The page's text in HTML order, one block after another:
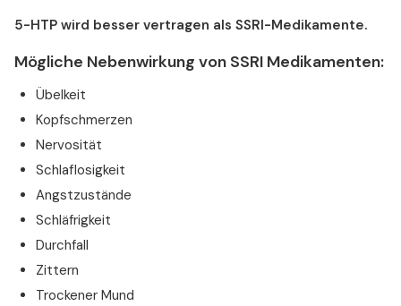
5-HTP wird besser vertragen als SSRI-Medikamente.
Mögliche Nebenwirkung von SSRI Medikamenten:
Übelkeit
Kopfschmerzen
Nervosität
Schlaflosigkeit
Angstzustände
Schläfrigkeit
Durchfall
Zittern
Trockener Mund